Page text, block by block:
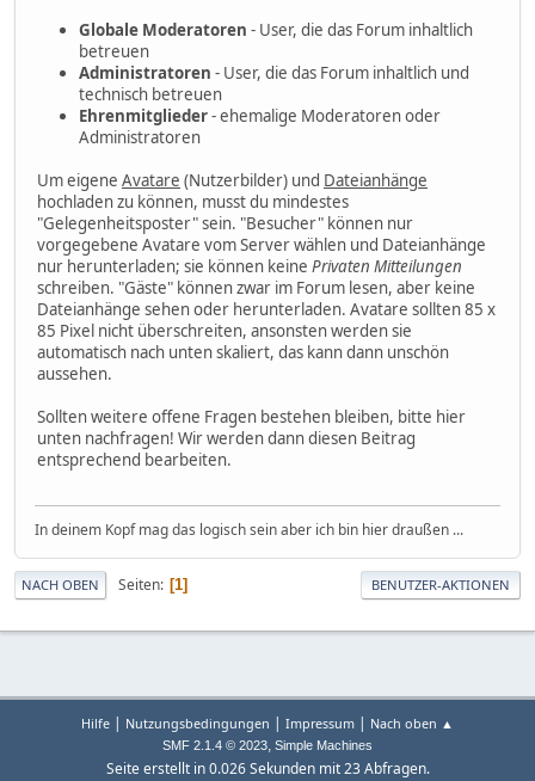
Globale Moderatoren - User, die das Forum inhaltlich
betreuen
Administratoren - User, die das Forum inhaltlich und
technisch betreuen
Ehrenmitglieder- ehemalige Moderatoren oder
Administratoren
Um eigene Avatare (Nutzerbilder) und Dateianhänge
hochladen zu können, musst du mindestes
"Gelegenheitsposter" sein. "Besucher" können nur
vorgegebene Avatare vom Server wählen und Dateianhänge
nur herunterladen; sie können keine Privaten Mitteilungen
schreiben. "Gäste" können zwar im Forum lesen, aber keine
Dateianhänge sehen oder herunterladen. Avatare sollten 85 x
85 Pixel nicht überschreiten, ansonsten werden sie
automatisch nach unten skaliert, das kann dann unschön
aussehen.
Sollten weitere offene Fragen bestehen bleiben, bitte hier
unten nachfragen! Wir werden dann diesen Beitrag
entsprechend bearbeiten.
In deinem Kopf mag das logisch sein aber ich bin hier draußen ...
NACH OBEN Seiten 1 BENUTZER-AKTIONEN
Hilfe | Nutzungsbedingungen | Impressum | Nach oben ▲
SMF 2.1.4 © 2023, Simple Machines
Seite erstellt in 0.026 Sekunden mit 23 Abfragen.